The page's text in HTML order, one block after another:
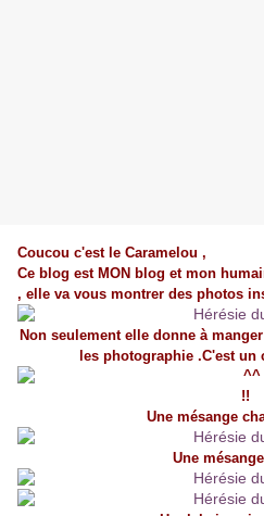
Coucou c'est le Caramelou ,
Ce blog est MON blog et mon
, elle va vous montrer des photos
Non seulement elle donne à
les photographie .C'est un
!!
Une mésange
Une